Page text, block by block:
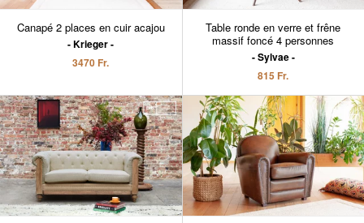
Canapé 2 places en cuir acajou
Krieger
3470 Fr.
Table ronde en verre et frêne
massif foncé 4 personnes
Sylvae
815 Fr.